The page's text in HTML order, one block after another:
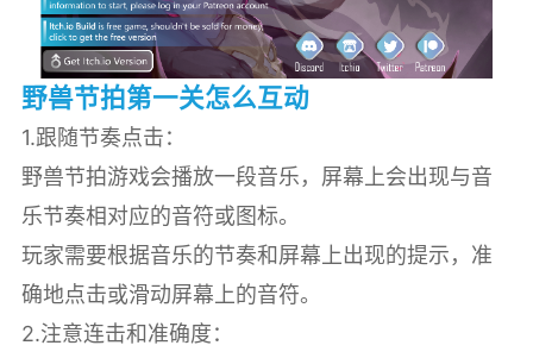
野兽节拍第一关怎么互动
1.跟随节奏点击：
野兽节拍游戏会播放一段音乐，屏幕上会出现与音
乐节奏相对应的音符或图标。
玩家需要根据音乐的节奏和屏幕上出现的提示，准
确地点击或滑动屏幕上的音符。
2.注意连击和准确度：